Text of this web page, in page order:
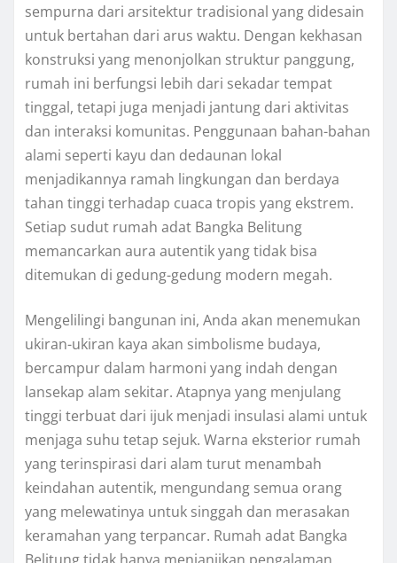
sempurna dari arsitektur tradisional yang didesain
untuk bertahan dari arus waktu. Dengan kekhasan
konstruksi yang menonjolkan struktur panggung,
rumah ini berfungsi lebih dari sekadar tempat
tinggal, tetapi juga menjadi jantung dari aktivitas
dan interaksi komunitas. Penggunaan bahan-bahan
alami seperti kayu dan dedaunan lokal
menjadikannya ramah lingkungan dan berdaya
tahan tinggi terhadap cuaca tropis yang ekstrem.
Setiap sudut rumah adat Bangka Belitung
memancarkan aura autentik yang tidak bisa
ditemukan di gedung-gedung modern megah.
Mengelilingi bangunan ini, Anda akan menemukan
ukiran-ukiran kaya akan simbolisme budaya,
bercampur dalam harmoni yang indah dengan
lansekap alam sekitar. Atapnya yang menjulang
tinggi terbuat dari ijuk menjadi insulasi alami untuk
menjaga suhu tetap sejuk. Warna eksterior rumah
yang terinspirasi dari alam turut menambah
keindahan autentik, mengundang semua orang
yang melewatinya untuk singgah dan merasakan
keramahan yang terpancar. Rumah adat Bangka